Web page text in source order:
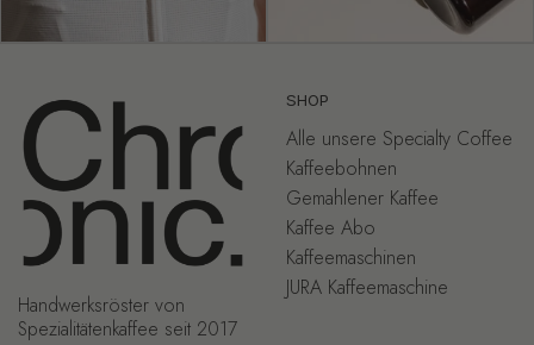
Handwerksröster von
Spezialitätenkaffee seit 2017
SHOP
Alle unsere Specialty Coffee
Kaffeebohnen
Gemahlener Kaffee
Kaffee Abo
Kaffeemaschinen
JURA Kaffeemaschine